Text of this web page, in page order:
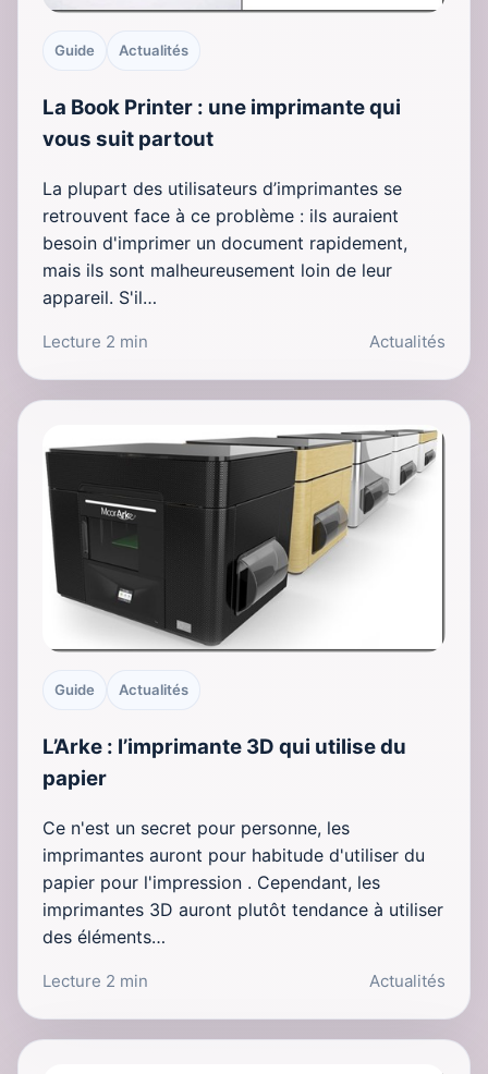
Guide Actualités
La Book Printer : une imprimante qui
vous suit partout
La plupart des utilisateurs d’imprimantes se
retrouvent face à ce problème : ils auraient
besoin d'imprimer un document rapidement,
mais ils sont malheureusement loin de leur
appareil. S'il…
Lecture 2 min Actualités
Guide Actualités
L’Arke : l’imprimante 3D qui utilise du
papier
Ce n'est un secret pour personne, les
imprimantes auront pour habitude d'utiliser du
papier pour l'impression . Cependant, les
imprimantes 3D auront plutôt tendance à utiliser
des éléments…
Lecture 2 min Actualités